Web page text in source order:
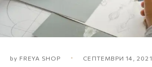
by FREYA SHOP
СЕПТЕМВРИ 14, 2021